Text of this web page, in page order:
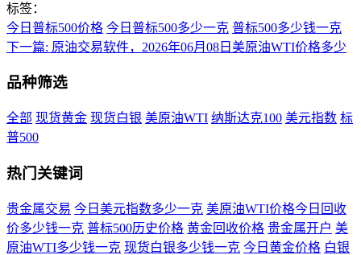
标签：
今日普标500价格 今日普标500多少一克 普标500多少钱一克
下一篇: 原油交易软件，2026年06月08日美原油WTI价格多少
品种筛选
全部 现货黄金 现货白银 美原油WTI 纳斯达克100 美元指数 标
普500
热门关键词
贵金属交易 今日美元指数多少一克 美原油WTI价格今日回收
价多少钱一克 普标500历史价格 黄金回收价格 贵金属开户 美
原油WTI多少钱一克 现货白银多少钱一克 今日黄金价格 白银